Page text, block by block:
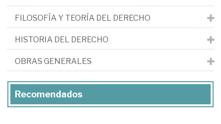
FILOSOFÍA Y TEORÍA DEL DERECHO
HISTORIA DEL DERECHO
OBRAS GENERALES
Recomendados